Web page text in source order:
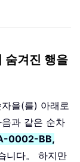
겨진 행을
을(를) 아래로
과 같은 순차
0002-BB,
니다。 하지만